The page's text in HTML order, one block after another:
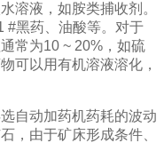
溶液，如胺类捕收剂。
#黑药、油酸等。对于
常为10 ~ 20%，如硫
可以用有机溶液溶化，
自动加药机药耗的波动
，由于矿床形成条件、